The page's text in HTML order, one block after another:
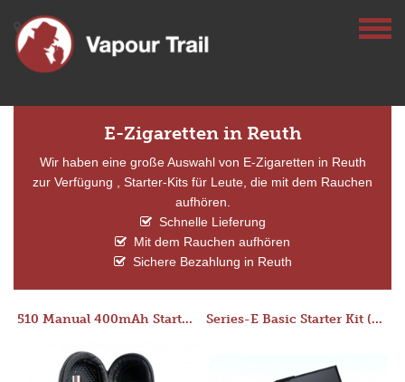
E-Zigaretten in Reuth
Wir haben eine große Auswahl von E-Zigaretten in Reuth
zur Verfügung , Starter-Kits für Leute, die mit dem Rauchen
aufhören.
Schnelle Lieferung
Mit dem Rauchen aufhören
Sichere Bezahlung in Reuth
510 Manual 400mAh Starter Kit Series-E Basic Starter Kit (No Tank)